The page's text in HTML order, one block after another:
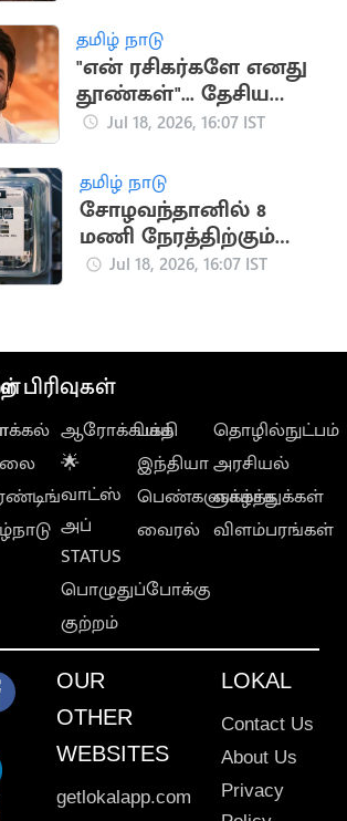
ரசிகர்கள்
தமிழ் நாடு
"என் ரசிகர்களே எனது
தூண்கள்"... தேசிய
விருதுக்கு தனுஷ்
Jul 18, 2026, 16:07 IST
தமிழ் நாடு
சோழவந்தானில் 8
மணி நேரத்திற்கும்
மேலாக மின்தடை..
Jul 18, 2026, 16:07 IST
பிரிவுகள்
ஆரோக்கியம்
🌟
வாட்ஸ்
அப்
STATUS
பொழுதுப்போக்கு
குற்றம்
பக்தி
இந்தியா
பெண்களுக்காக
வைரல்
தொழில்நுட்பம்
அரசியல்
வாழ்த்துக்கள்
விளம்பரங்கள்
OUR
OTHER
WEBSITES
getlokalapp.com
LOKAL
Contact Us
About Us
Privacy